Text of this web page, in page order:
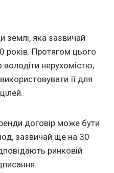
яка зазвичай
років. Протягом цього
володіти нерухомістю,
її для
договір може бути
зазвичай ще на 30
ринковій